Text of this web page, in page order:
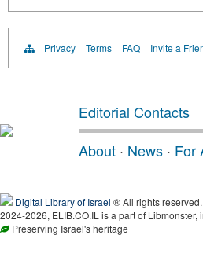
Privacy Terms FAQ Invite a
Editorial Contacts
About · News · For
Digital Library of Israel ® All rights reserved.
2024-2026, ELIB.CO.IL is a part of
Preserving Israel's heritage